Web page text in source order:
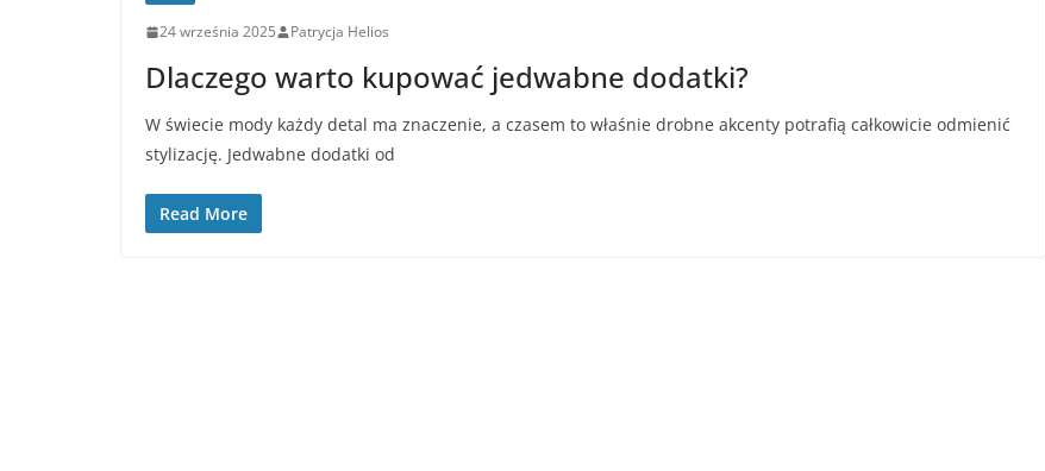
24 września 2025 Patrycja Helios
Dlaczego warto kupować jedwabne dodatki?
W świecie mody każdy detal ma znaczenie, a czasem to właśnie drobne akcenty potrafią całkowicie odmienić
stylizację. Jedwabne dodatki od
Read More